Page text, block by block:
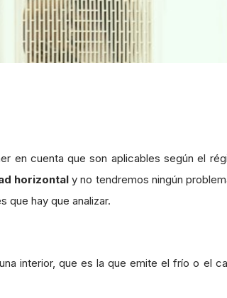
en cuenta que son aplicables según el
horizontaly no tendremos ningún
que hay que analizar.
interior, que es la que emite el frío o el